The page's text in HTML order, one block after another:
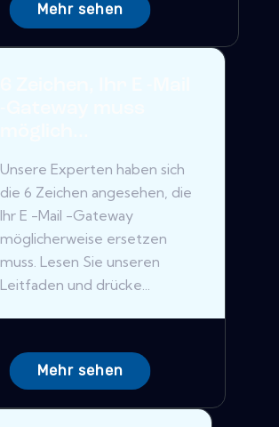
Mehr sehen
Unsere Experten haben sich
die 6 Zeichen angesehen, die
Ihr E -Mail -Gateway
möglicherweise ersetzen
muss. Lesen Sie unseren
Leitfaden und drücke...
Mehr sehen